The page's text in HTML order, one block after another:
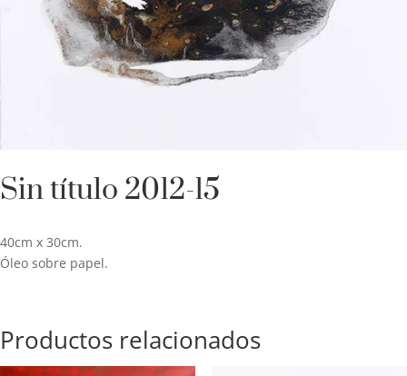
Sin título 2012-15
40cm x 30cm.
Óleo sobre papel.
Productos relacionados